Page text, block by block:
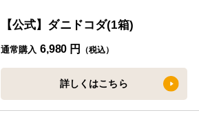
【公式】ダニドコダ(1箱)
通常購入 6,980 円 （税込）
詳しくはこちら